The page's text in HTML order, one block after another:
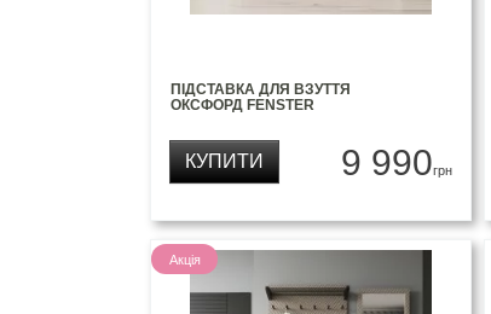
ПІДСТАВКА ДЛЯ ВЗУТТЯ
ОКСФОРД FENSTER
9 990грн
КУПИТИ
Акція